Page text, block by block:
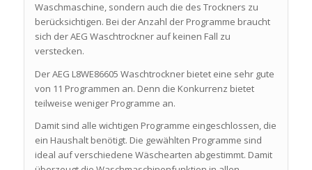
Waschmaschine, sondern auch die des Trockners zu
berücksichtigen. Bei der Anzahl der Programme braucht
sich der AEG Waschtrockner auf keinen Fall zu
verstecken.
Der AEG L8WE86605 Waschtrockner bietet eine sehr gute
von 11 Programmen an. Denn die Konkurrenz bietet
teilweise weniger Programme an.
Damit sind alle wichtigen Programme eingeschlossen, die
ein Haushalt benötigt. Die gewählten Programme sind
ideal auf verschiedene Wäschearten abgestimmt. Damit